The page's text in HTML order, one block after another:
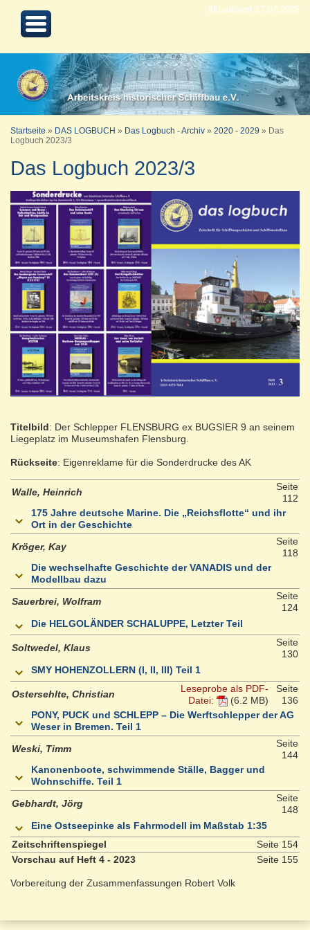
Aktualisiert 17.07.2026
Startseite » DAS LOGBUCH » Das Logbuch - Archiv » 2020 - 2029 »
Das
Logbuch 2023/3
Das Logbuch 2023/3
Titelbild: Der Schlepper FLENSBURG ex BUGSIER 9 an seinem
Liegeplatz im Museumshafen Flensburg.
Rückseite: Eigenreklame für die Sonderdrucke des AK
Walle, Heinrich
Seite
112
175 Jahre deutsche Marine. Die „Reichsflotte“ und ihr
Ort in der Geschichte
Kröger, Kay
Seite
118
Die wechselhafte Geschichte der VANADIS und der
Modellbau dazu
Sauerbrei, Wolfram
Seite
124
Die HELGOLÄNDER SCHALUPPE, Letzter Teil
Soltwedel, Klaus
Seite
130
SMY HOHENZOLLERN (I, II, III) Teil 1
Ostersehlte, Christian
Leseprobe als PDF-
Datei:
(6.2 MB)
Seite
136
PONY, PUCK und SCHLEPP – Die Werftschlepper der AG
Weser in Bremen. Teil 1
Weski, Timm
Seite
144
Kanonenboote, schwimmende Ställe, Bagger und
Wohnschiffe. Teil 1
Gebhardt, Jörg
Seite
148
Eine Ostseepinke als Fahrmodell im Maßstab 1:35
Zeitschriftenspiegel
Seite 154
Vorschau auf Heft 4 - 2023
Seite 155
Vorbereitung der Zusammenfassungen Robert Volk